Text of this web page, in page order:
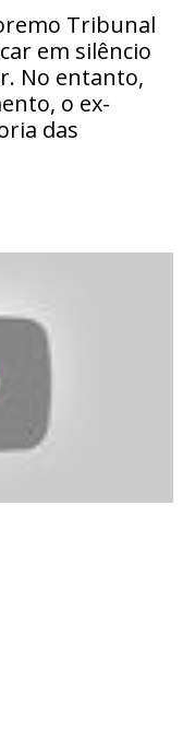
Tribunal
em silêncio
No entanto,
o ex-
das